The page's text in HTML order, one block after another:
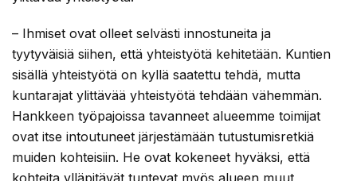
– Ihmiset ovat olleet selvästi innostuneita ja
tyytyväisiä siihen, että yhteistyötä kehitetään. Kuntien
sisällä yhteistyötä on kyllä saatettu tehdä, mutta
kuntarajat ylittävää yhteistyötä tehdään vähemmän.
Hankkeen työpajoissa tavanneet alueemme toimijat
ovat itse intoutuneet järjestämään tutustumisretkiä
muiden kohteisiin. He ovat kokeneet hyväksi, että